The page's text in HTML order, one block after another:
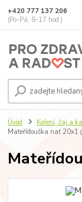
+420 777 137 206
(Po-Pá, 8-17 hod.)
Úvod Koření, čaj a
Mateřídouška nať 20x1